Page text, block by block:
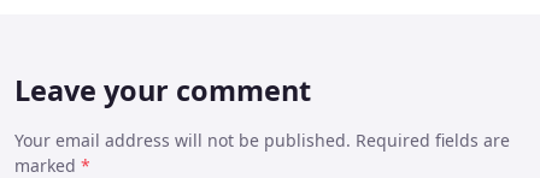
Leave your comment
Your email address will not be published. Required fields are
marked *